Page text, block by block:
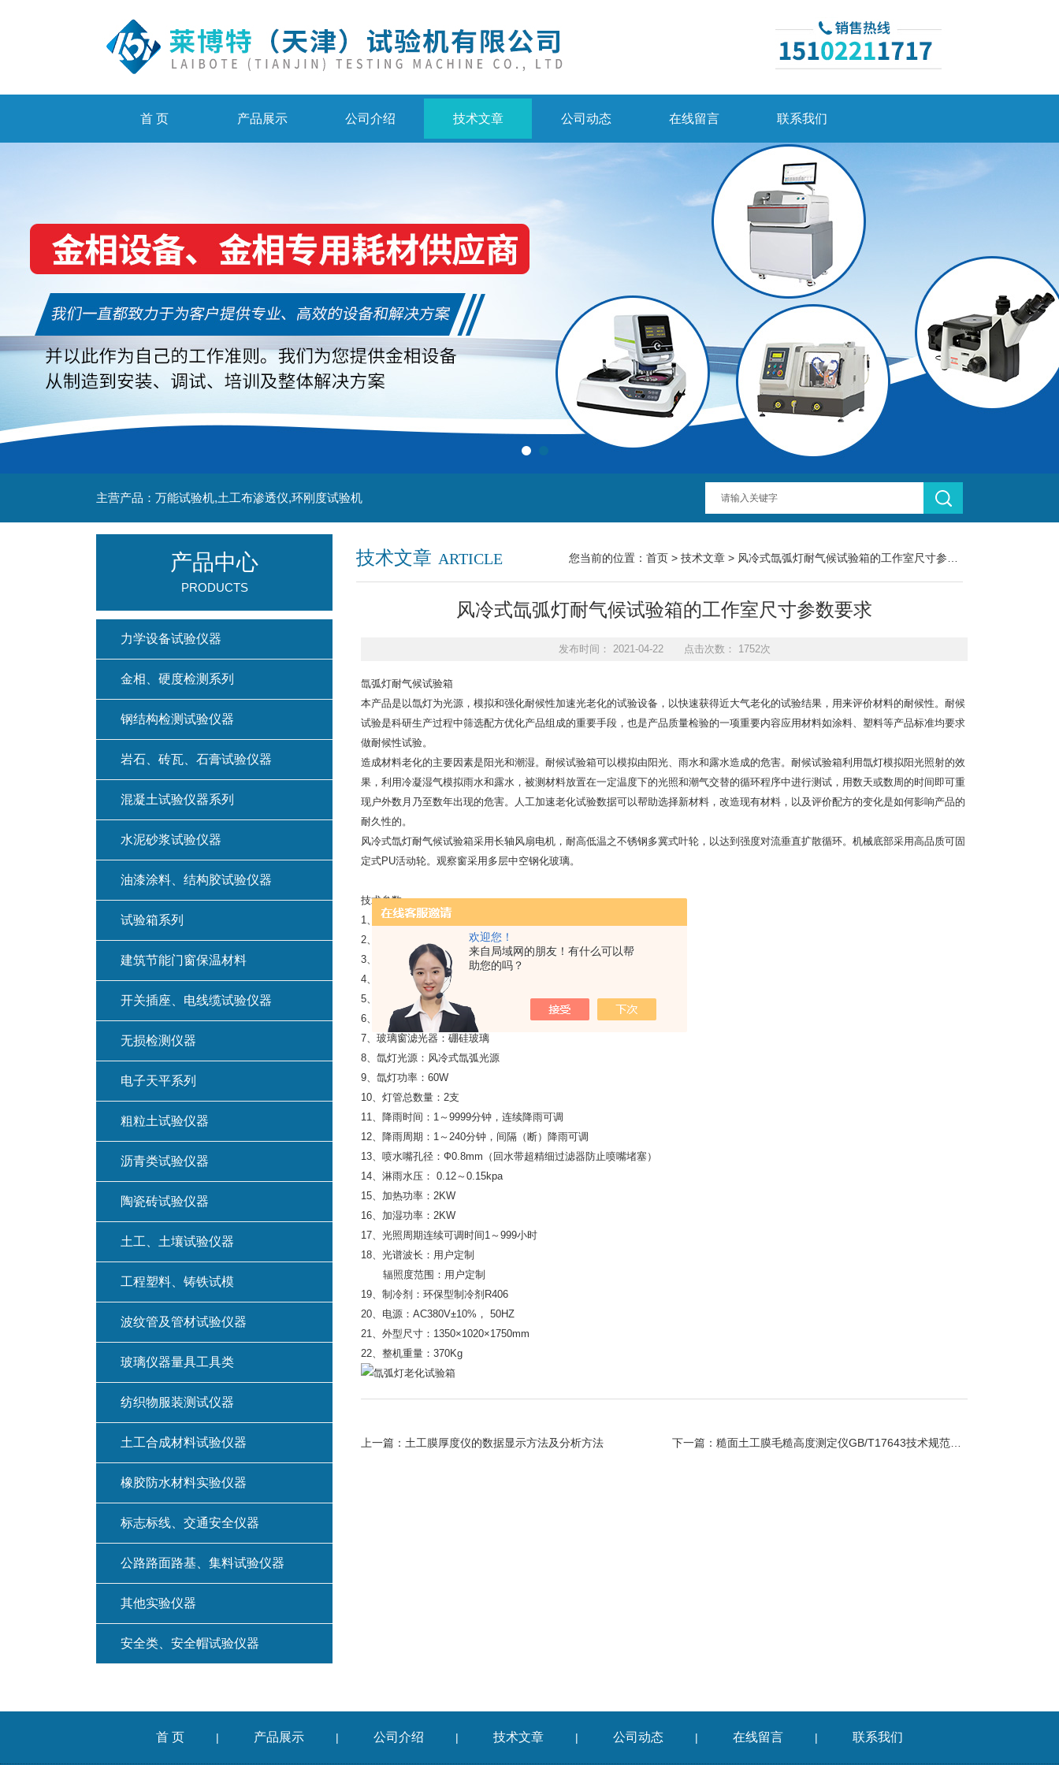
欢迎您！
来自局域网的朋友！有什么可以帮
助您的吗？
首 页 产品展示 公司介绍 技术文章 公司动态 在线留言 联系我们
主营产品：万能试验机,土工布渗透仪,环刚度试验机
技术文章 ARTICLE 您当前的位置： 首页 > 技术文章 > 风冷式氙弧灯耐气候试验箱的工作室尺寸参数要求
风冷式氙弧灯耐气候试验箱的工作室尺寸参数要求
发布时间： 2021-04-22 点击次数： 1752次
氙弧灯耐气候试验箱
本产品是以氙灯为光源，模拟和强化耐候性加速光老化的试验设备，以快速获得近大气老化的试验结果，用来评价材料的耐候性。耐候
试验是科研生产过程中筛选配方优化产品组成的重要手段，也是产品质量检验的一项重要内容应用材料如涂料、塑料等产品标准均要求
做耐候性试验。
造成材料老化的主要因素是阳光和潮湿。耐候试验箱可以模拟由阳光、雨水和露水造成的危害。耐候试验箱利用氙灯模拟阳光照射的效
果，利用冷凝湿气模拟雨水和露水，被测材料放置在一定温度下的光照和潮气交替的循环程序中进行测试，用数天或数周的时间即可重
现户外数月乃至数年出现的危害。人工加速老化试验数据可以帮助选择新材料，改造现有材料，以及评价配方的变化是如何影响产品的
耐久性的。
风冷式氙灯耐气候试验箱采用长轴风扇电机，耐高低温之不锈钢多冀式叶轮，以达到强度对流垂直扩散循环。机械底部采用高品质可固
定式PU活动轮。观察窗采用多层中空钢化玻璃。
技术参数
1、温度范围：10℃～80℃
2、湿度范围：光循环50%～98% R.H、暗循环30%～98%
3、黑板温度：60℃（偏差±3℃）
4、温度波动度：≤±0.5℃
5、温度均匀度：≤±2.0℃
6、湿度波动度：+2%～-3% R.H
7、玻璃窗滤光器：硼硅玻璃
8、氙灯光源：风冷式氙弧光源
9、氙灯功率：60W
10、灯管总数量：2支
11、降雨时间：1～9999分钟，连续降雨可调
12、降雨周期：1～240分钟，间隔（断）降雨可调
13、喷水嘴孔径：Ф0.8mm（回水带超精细过滤器防止喷嘴堵塞）
14、淋雨水压： 0.12～0.15kpa
15、加热功率：2KW
16、加湿功率：2KW
17、光照周期连续可调时间1～999小时
18、光谱波长：用户定制
辐照度范围：用户定制
19、制冷剂：环保型制冷剂R406
20、电源：AC380V±10%， 50HZ
21、外型尺寸：1350×1020×1750mm
22、整机重量：370Kg
下一篇： 糙面土工膜毛糙高度测定仪GB/T17643技术规范讲解
上一篇： 土工膜厚度仪的数据显示方法及分析方法
产品中心
PRODUCTS
力学设备试验仪器
金相、硬度检测系列
钢结构检测试验仪器
岩石、砖瓦、石膏试验仪器
混凝土试验仪器系列
水泥砂浆试验仪器
油漆涂料、结构胶试验仪器
试验箱系列
建筑节能门窗保温材料
开关插座、电线缆试验仪器
无损检测仪器
电子天平系列
粗粒土试验仪器
沥青类试验仪器
陶瓷砖试验仪器
土工、土壤试验仪器
工程塑料、铸铁试模
波纹管及管材试验仪器
玻璃仪器量具工具类
纺织物服装测试仪器
土工合成材料试验仪器
橡胶防水材料实验仪器
标志标线、交通安全仪器
公路路面路基、集料试验仪器
其他实验仪器
安全类、安全帽试验仪器
首 页 | 产品展示 | 公司介绍 | 技术文章 | 公司动态 | 在线留言 | 联系我们